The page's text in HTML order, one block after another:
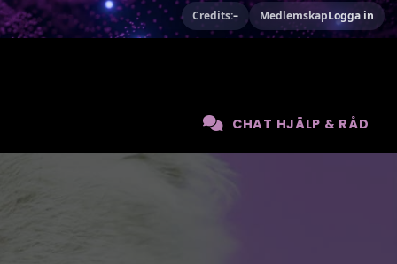
CHAT HJÄLP & RÅD
Credits:– MedlemskapLogga in